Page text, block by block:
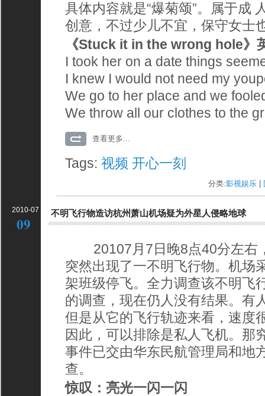
具体内容就是“爆菊颂”。属于成
创意，不过少儿不宜，保守女士
《Stuck it in the wrong hole》
I took her on a date things
I knew I would not need my
We go to her place and we
We throw all our clothes to the
查看更多...
Tags:视频 开心一刻
分类:影视娱乐
2010-07
09
不明飞行物造访杭州萧山机场疑为外星人侵略地球
20107月7日晚8点40分左右
突然出现了一不明飞行物。机场
架班级停飞。全力调查该不明飞
的调查，现在仍人没有结果。有
但是从它的飞行轨迹来看，速度
因此，可以排除是私人飞机。那
事件已交由华东民航管理局和地
查。
惊叹：亮光一闪一闪